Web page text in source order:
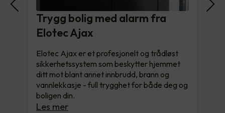
Trygg bolig med alarm fra
Elotec Ajax
Elotec Ajax er et profesjonelt og trådløst
sikkerhetssystem som beskytter hjemmet
ditt mot blant annet innbrudd, brann og
vannlekkasje - full trygghet for både deg og
boligen din.
Les mer